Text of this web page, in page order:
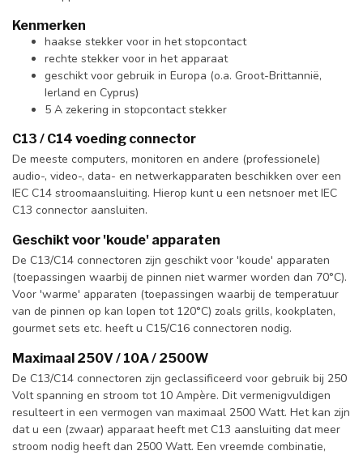
Kenmerken
haakse stekker voor in het stopcontact
rechte stekker voor in het apparaat
geschikt voor gebruik in Europa (o.a. Groot-Brittannië,
Ierland en Cyprus)
5 A zekering in stopcontact stekker
C13 / C14 voeding connector
De meeste computers, monitoren en andere (professionele)
audio-, video-, data- en netwerkapparaten beschikken over een
IEC C14 stroomaansluiting. Hierop kunt u een netsnoer met IEC
C13 connector aansluiten.
Geschikt voor 'koude' apparaten
De C13/C14 connectoren zijn geschikt voor 'koude' apparaten
(toepassingen waarbij de pinnen niet warmer worden dan 70°C).
Voor 'warme' apparaten (toepassingen waarbij de temperatuur
van de pinnen op kan lopen tot 120°C) zoals grills, kookplaten,
gourmet sets etc. heeft u C15/C16 connectoren nodig.
Maximaal 250V / 10A / 2500W
De C13/C14 connectoren zijn geclassificeerd voor gebruik bij 250
Volt spanning en stroom tot 10 Ampère. Dit vermenigvuldigen
resulteert in een vermogen van maximaal 2500 Watt. Het kan zijn
dat u een (zwaar) apparaat heeft met C13 aansluiting dat meer
stroom nodig heeft dan 2500 Watt. Een vreemde combinatie,